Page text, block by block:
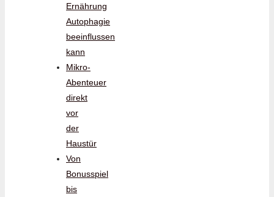
Ernährung
Autophagie
beeinflussen
kann
Mikro-
Abenteuer
direkt
vor
der
Haustür
Von
Bonusspiel
bis